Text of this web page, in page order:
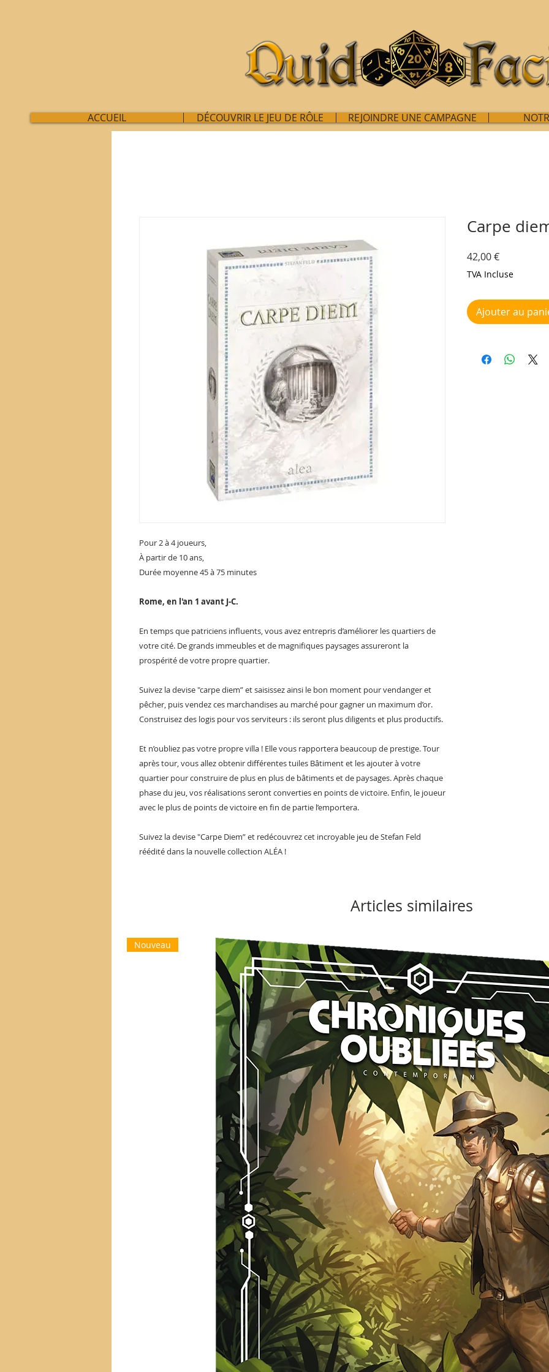
ACCUEIL DÉCOUVRIR LE JEU DE RÔLE REJOINDRE UNE CAMPAGNE
Pour 2 à 4 joueurs,
À partir de 10 ans,
Durée moyenne 45 à 75 minutes
Rome, en l'an 1 avant J-C.
En temps que patriciens influents, vous avez entrepris d’améliorer les quartiers de
votre cité. De grands immeubles et de magnifiques paysages assureront la
prospérité de votre propre quartier.
Suivez la devise "carpe diem” et saisissez ainsi le bon moment pour vendanger et
pêcher, puis vendez ces marchandises au marché pour gagner un maximum d’or.
Construisez des logis pour vos serviteurs : ils seront plus diligents et plus productifs.
Et n’oubliez pas votre propre villa ! Elle vous rapportera beaucoup de prestige. Tour
après tour, vous allez obtenir différentes tuiles Bâtiment et les ajouter à votre
quartier pour construire de plus en plus de bâtiments et de paysages. Après chaque
phase du jeu, vos réalisations seront converties en points de victoire. Enfin, le joueur
avec le plus de points de victoire en fin de partie l’emportera.
Suivez la devise "Carpe Diem” et redécouvrez cet incroyable jeu de Stefan Feld
réédité dans la nouvelle collection ALÉA !
Carpe
42,00 €Prix
TVA Incluse
Ajouter au
Articles similaires
Nouveau